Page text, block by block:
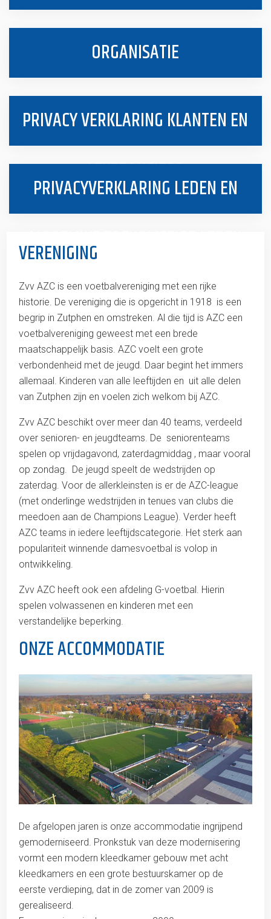
ORGANISATIE
PRIVACY VERKLARING KLANTEN EN
LEVERANCIERS
PRIVACYVERKLARING LEDEN EN
MOGELIJKE TOEKOMSTIGE LEDEN
VERENIGING
Zvv AZC is een voetbalvereniging met een rijke
historie. De vereniging die is opgericht in 1918 is een
begrip in Zutphen en omstreken. Al die tijd is AZC een
voetbalvereniging geweest met een brede
maatschappelijk basis. AZC voelt een grote
verbondenheid met de jeugd. Daar begint het immers
allemaal. Kinderen van alle leeftijden en uit alle delen
van Zutphen zijn en voelen zich welkom bij AZC.
Zvv AZC beschikt over meer dan 40 teams, verdeeld
over senioren- en jeugdteams. De seniorenteams
spelen op vrijdagavond, zaterdagmiddag , maar vooral
op zondag. De jeugd speelt de wedstrijden op
zaterdag. Voor de allerkleinsten is er de AZC-league
(met onderlinge wedstrijden in tenues van clubs die
meedoen aan de Champions League). Verder heeft
AZC teams in iedere leeftijdscategorie. Het sterk aan
populariteit winnende damesvoetbal is volop in
ontwikkeling.
Zvv AZC heeft ook een afdeling G-voetbal. Hierin
spelen volwassenen en kinderen met een
verstandelijke beperking.
ONZE ACCOMMODATIE
De afgelopen jaren is onze accommodatie ingrijpend
gemoderniseerd. Pronkstuk van deze modernisering
vormt een modern kleedkamer gebouw met acht
kleedkamers en een grote bestuurskamer op de
eerste verdieping, dat in de zomer van 2009 is
gerealiseerd.